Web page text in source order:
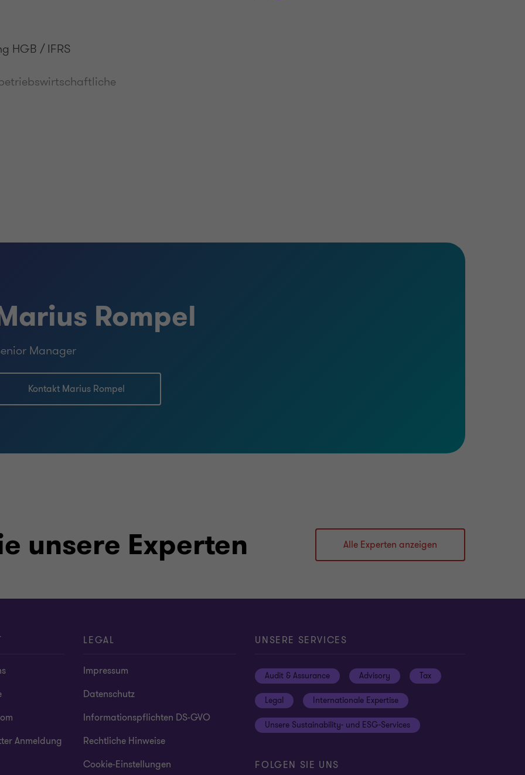
HGB / IFRS
Rompel
Manager
Kontakt Marius Rompel
unsere Experten Alle Experten anzeigen
Anmeldung
LEGAL
Impressum
Datenschutz
Informationspflichten DS-GVO
Rechtliche Hinweise
Cookie-Einstellungen
UNSERE SERVICES
Audit & Assurance Advisory Tax
Legal Internationale Expertise
Unsere Sustainability- und ESG-Services
FOLGEN SIE UNS